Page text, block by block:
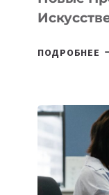
ПОДРОБНЕЕ В